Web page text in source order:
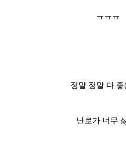
ㅠㅠㅠ
정말 정말 다 좋
난로가 너무